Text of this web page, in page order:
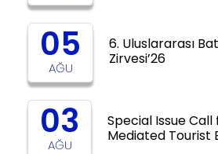
05
AĞU
6. Uluslararası
Zirvesi’26
03
AĞU
Special Issue
Mediated Tourist